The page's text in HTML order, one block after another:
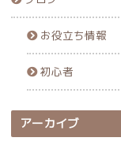
お役立ち情報
初心者
アーカイブ